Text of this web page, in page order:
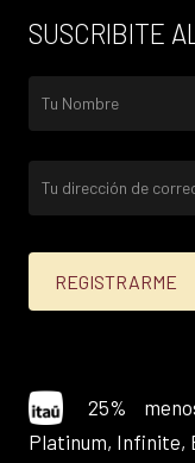
SUSCRIBITE
25%
Platinum, Infinite,